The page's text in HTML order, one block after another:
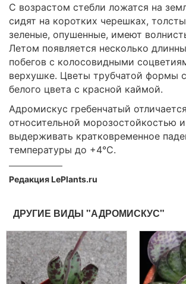
С возрастом стебли ложатся на
сидят на коротких черешках,
зеленые, опушенные, имеют
Летом появляется несколько
побегов с колосовидными
верхушке. Цветы трубчатой формы
белого цвета с красной каймой.
Адромискус гребенчатый отличается
относительной морозостойкостью
выдерживать кратковременное
температуры до +4°С.
Редакция LePlants.ru
ДРУГИЕ ВИДЫ "АДРОМИСКУС"